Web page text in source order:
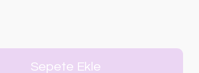
Sepete Ekle